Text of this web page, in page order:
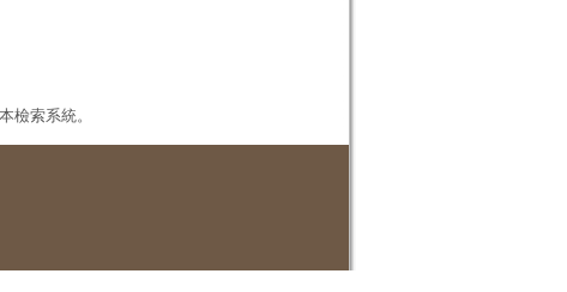
檢索系統。